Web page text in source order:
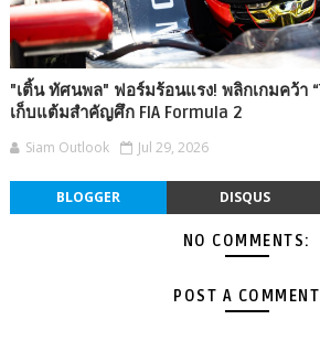
"เติ้น ทัศนพล" ฟอร์มร้อนแรง! พลิกเกมคว้า
เก็บแต้มสำคัญศึก FIA Formula 2
Siam Outlook Jul 29, 2026
BLOGGER DISQUS
NO COMMENTS:
POST A COMMENT